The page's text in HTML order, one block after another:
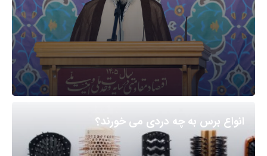
انواع برس به چه دردی می خورند؟